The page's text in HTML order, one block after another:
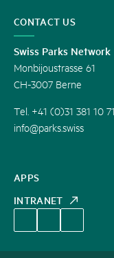
APPS
INTRANET
CONTACT US
Swiss Parks Network
Monbijoustrasse 61
CH-3007 Berne
Tel. +41 (0)31 381 10 71
info@parks.swiss